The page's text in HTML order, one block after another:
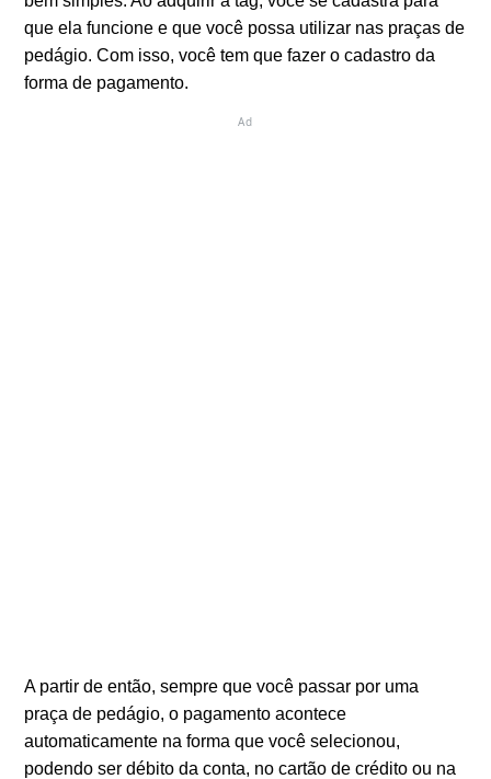
que ela funcione e que você possa utilizar nas praças de
pedágio. Com isso, você tem que fazer o cadastro da
forma de pagamento.
Ad
A partir de então, sempre que você passar por uma
praça de pedágio, o pagamento acontece
automaticamente na forma que você selecionou,
podendo ser débito da conta, no cartão de crédito ou na